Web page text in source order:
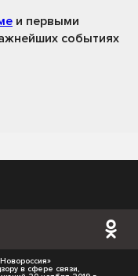
и первыми
событиях
в сфере связи,